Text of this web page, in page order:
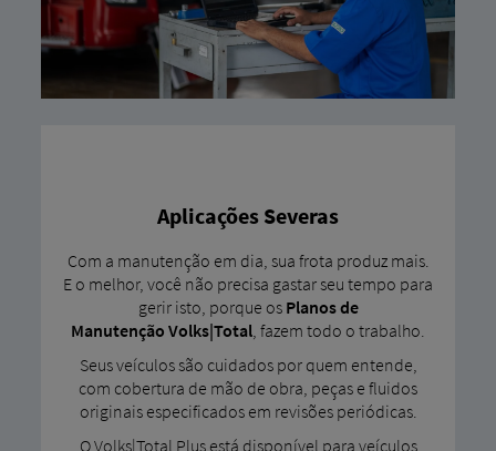
Aplicações Severas
Com a manutenção em dia, sua frota produz mais.
E o melhor, você não precisa gastar seu tempo para
gerir isto, porque os Planos de
Manutenção Volks|Total, fazem todo o trabalho.
Seus veículos são cuidados por quem entende,
com cobertura de mão de obra, peças e fluidos
originais especificados em revisões periódicas.
O Volks|Total Plus está disponível para veículos